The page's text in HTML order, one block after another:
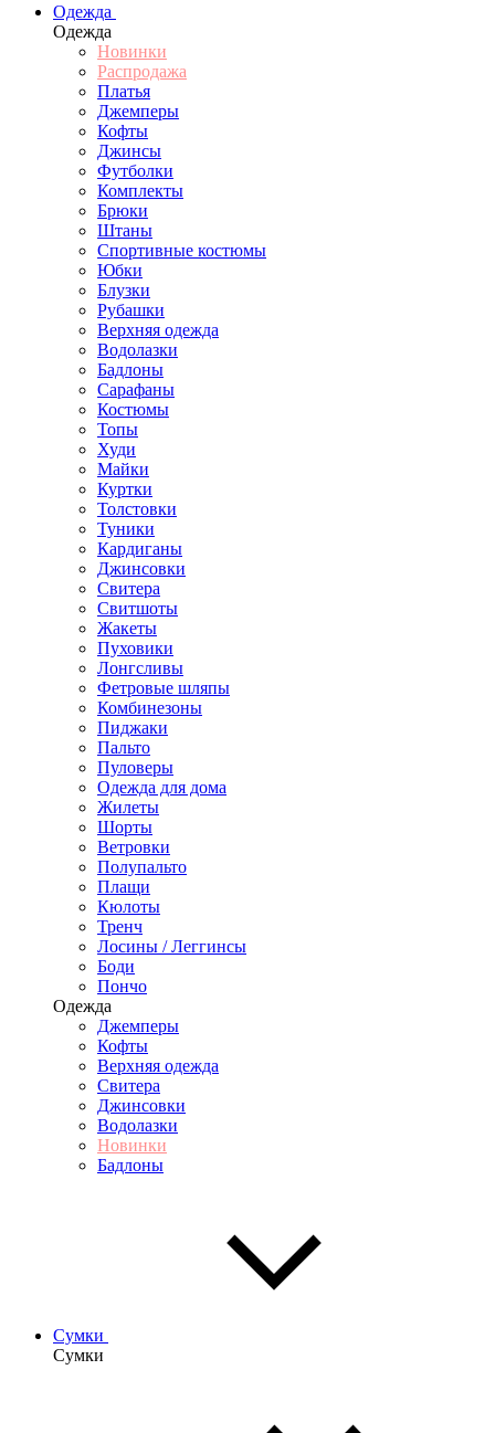
Одежда
Одежда
Новинки
Распродажа
Платья
Джемперы
Кофты
Джинсы
Футболки
Комплекты
Брюки
Штаны
Спортивные костюмы
Юбки
Блузки
Рубашки
Верхняя одежда
Водолазки
Бадлоны
Сарафаны
Костюмы
Топы
Худи
Майки
Куртки
Толстовки
Туники
Кардиганы
Джинсовки
Свитера
Свитшоты
Жакеты
Пуховики
Лонгсливы
Фетровые шляпы
Комбинезоны
Пиджаки
Пальто
Пуловеры
Одежда для дома
Жилеты
Шорты
Ветровки
Полупальто
Плащи
Кюлоты
Тренч
Лосины / Леггинсы
Боди
Пончо
Одежда
Джемперы
Кофты
Верхняя одежда
Свитера
Джинсовки
Водолазки
Новинки
Бадлоны
Сумки
Сумки